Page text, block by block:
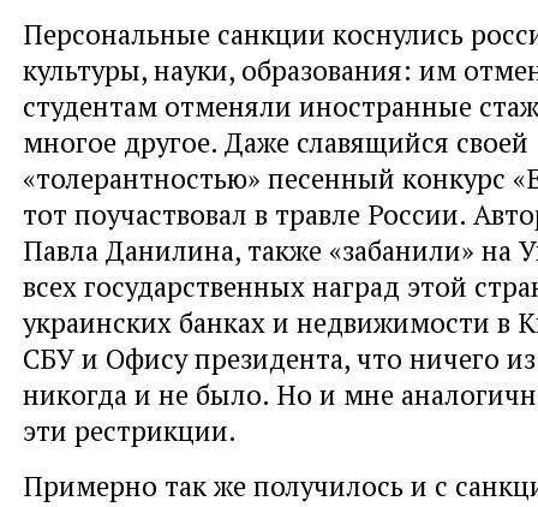
Персональные санкции коснулись
культуры, науки, образования: им
студентам отменяли иностранные
многое другое. Даже славящийся своей
«толерантностью» песенный конкурс
тот поучаствовал в травле России.
Павла Данилина, также «забанили» на
всех государственных наград этой
украинских банках и недвижимости в
СБУ и Офису президента, что ничего
никогда и не было. Но и мне
эти рестрикции.
Примерно так же получилось и с